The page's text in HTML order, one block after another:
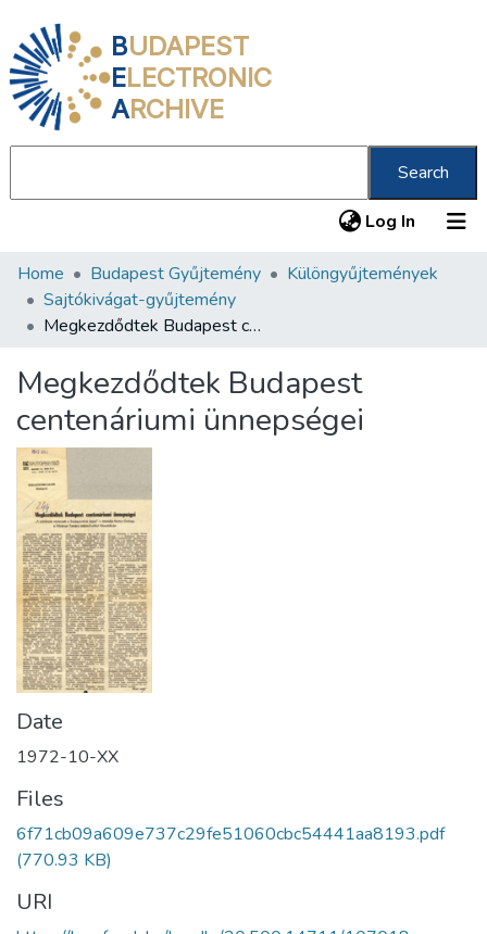
BUDAPEST
ELECTRONIC
ARCHIVE
Search
Log In (current)
Communities & Collections
All of DSpace
About us
Home Budapest Gyűjtemény
Különgyűjtemények
Sajtókivágat-gyűjtemény
Megkezdődtek Budapest centenáriumi ünnepségei
Megkezdődtek Budapest
centenáriumi ünnepségei
Date
1972-10-XX
Files
6f71cb09a609e737c29fe51060cbc54441aa8193.pdf
(770.93 KB)
URI